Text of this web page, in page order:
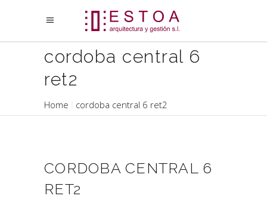
cordoba central 6
ret2
Home cordoba central 6 ret2
CORDOBA CENTRAL 6
RET2